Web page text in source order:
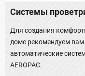
Системы
Для создания
доме рекомендуем вам
автоматические
AEROPAC.